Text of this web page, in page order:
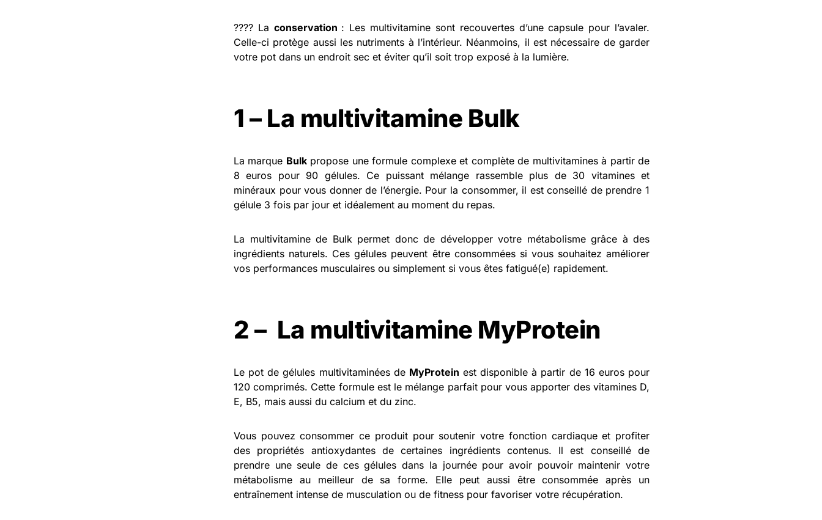
???? La conservation : Les multivitamine sont recouvertes d’une capsule pour l’avaler.
Celle-ci protège aussi les nutriments à l’intérieur. Néanmoins, il est nécessaire de garder
votre pot dans un endroit sec et éviter qu’il soit trop exposé à la lumière.
1 – La multivitamine Bulk
La marque Bulkpropose une formule complexe et complète de multivitamines à partir de
8 euros pour 90 gélules. Ce puissant mélange rassemble plus de 30 vitamines et
minéraux pour vous donner de l’énergie. Pour la consommer, il est conseillé de prendre 1
gélule 3 fois par jour et idéalement au moment du repas.
La multivitamine de Bulk permet donc de développer votre métabolisme grâce à des
ingrédients naturels. Ces gélules peuvent être consommées si vous souhaitez améliorer
vos performances musculaires ou simplement si vous êtes fatigué(e) rapidement.
2 – La multivitamine MyProtein
Le pot de gélules multivitaminées de MyProtein est disponible à partir de 16 euros pour
120 comprimés. Cette formule est le mélange parfait pour vous apporter des vitamines D,
E, B5, mais aussi du calcium et du zinc.
Vous pouvez consommer ce produit pour soutenir votre fonction cardiaque et profiter
des propriétés antioxydantes de certaines ingrédients contenus. Il est conseillé de
prendre une seule de ces gélules dans la journée pour avoir pouvoir maintenir votre
métabolisme au meilleur de sa forme. Elle peut aussi être consommée après un
entraînement intense de musculation ou de fitness pour favoriser votre récupération.